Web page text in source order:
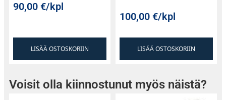
90,00€/kpl
LISÄÄ OSTOSKORIIN
100,00€/kpl
LISÄÄ OSTOSKORIIN
Voisit olla kiinnostunut myös näistä?